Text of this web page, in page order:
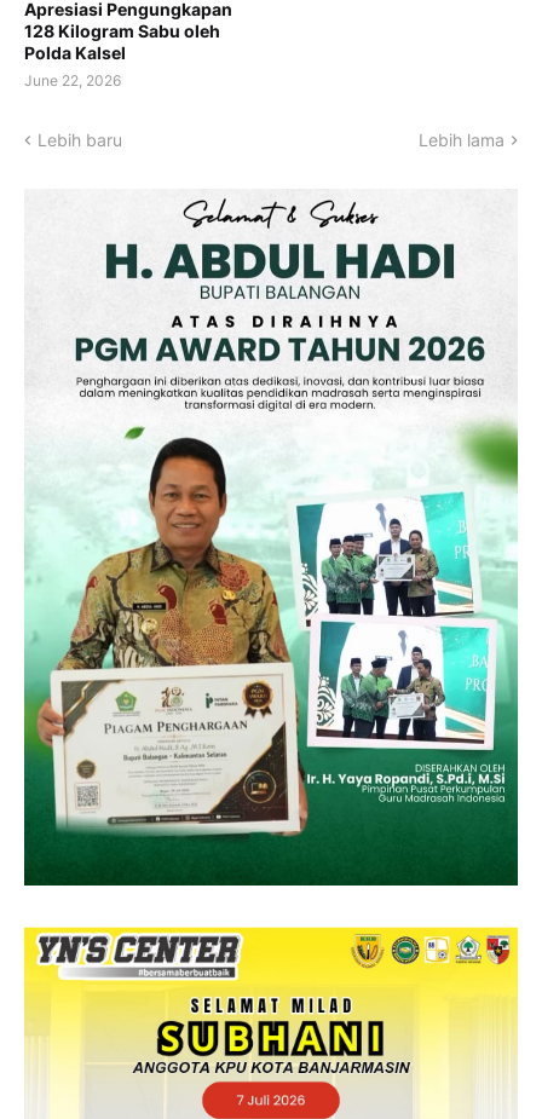
Apresiasi Pengungkapan
128 Kilogram Sabu oleh
Polda Kalsel
June 22, 2026
Lebih baru Lebih lama